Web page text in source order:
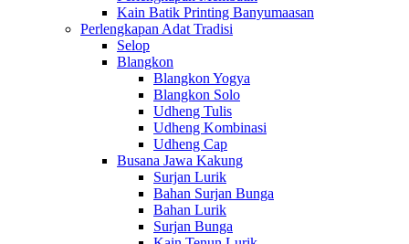
Kain Batik Printing Banyumaasan
Perlengkapan Adat Tradisi
Selop
Blangkon
Blangkon Yogya
Blangkon Solo
Udheng Tulis
Udheng Kombinasi
Udheng Cap
Busana Jawa Kakung
Surjan Lurik
Bahan Surjan Bunga
Bahan Lurik
Surjan Bunga